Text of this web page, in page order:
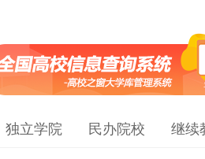
独立学院 民办院校 继续